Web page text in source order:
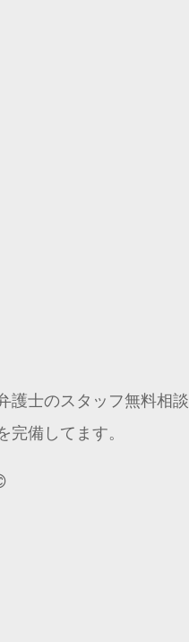
護士のスタッフ無料相談
備してます。